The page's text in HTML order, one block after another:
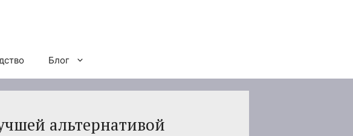
Блог
альтернативой